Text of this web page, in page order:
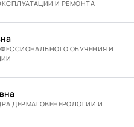
И РЕМОНТА
ОБУЧЕНИЯ И
ДЕРМАТОВЕНЕРОЛОГИИ И